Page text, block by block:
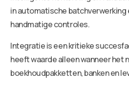
in automatische batchverwerking
handmatige controles.
Integratie is een kritieke
heeft waarde alleen wanneer het
boekhoudpakketten, banken en